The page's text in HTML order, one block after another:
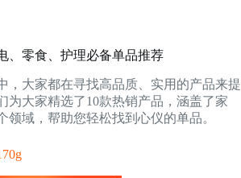
、零食、护理必备单品推荐
，大家都在寻找高品质、实用的产品来提
为大家精选了10款热销产品，涵盖了家
领域，帮助您轻松找到心仪的单品。